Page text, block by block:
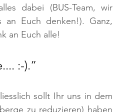
dabei (BUS-Team, wir
an Euch denken!). Ganz,
an Euch alle!
:-).”
sollt Ihr uns in dem
zu reduzieren) haben